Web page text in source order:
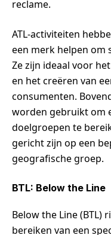
reclame.
ATL-activiteiten
een merk helpen om
Ze zijn ideaal voor
en het creëren van
consumenten.
worden gebruikt om
doelgroepen te
gericht zijn op een
geografische groep.
BTL: Below the Line
Below the Line (BTL)
bereiken van een